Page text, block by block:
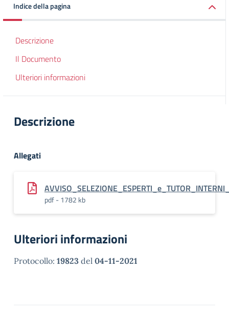
Indice della pagina
Descrizione
Il Documento
Ulteriori informazioni
Descrizione
Allegati
pdf - 1782 kb
Ulteriori informazioni
Protocollo: 19823 del 04-11-2021